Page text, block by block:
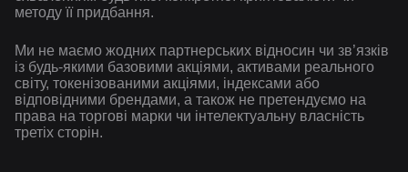
методу її придбання.
Ми не маємо жодних партнерських відносин чи зв’язків
із будь-якими базовими акціями, активами реального
світу, токенізованими акціями, індексами або
відповідними брендами, а також не претендуємо на
права на торгові марки чи інтелектуальну власність
третіх сторін.